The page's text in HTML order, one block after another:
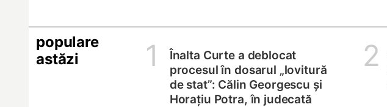
populare
astăzi
1
Înalta Curte a deblocat
procesul în dosarul „lovitură
de stat”: Călin Georgescu și
Horațiu Potra, în judecată
2